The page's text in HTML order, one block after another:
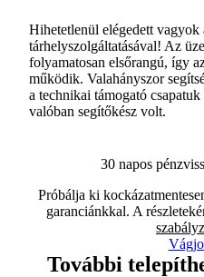
Hihetetlenül elégedett
tárhelyszolgáltatásával! Az
folyamatosan elsőrangú, így
működik. Valahányszor
a technikai támogató
valóban segítőkész volt.
30 napos
Próbálja ki
garanciánkkal. A
További